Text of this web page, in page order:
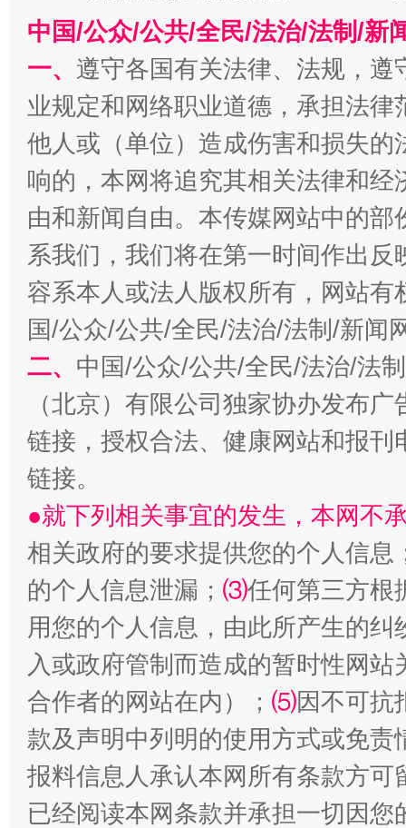
千年窑火 生生不息 一
揭开“小金库”的免责幌子
受贿1.44亿！段成刚被判无期 从幼
中国/公众/公共/全民/法治/法制/新
一、 遵守各国有关法律、法规，
业规定和网络职业道德，承担法
他人或（单位）造成伤害和损失
响的，本网将追究其相关法律和
由和新闻自由。本传媒网站中的
系我们，我们将在第一时间作出
容系本人或法人版权所有，网站
国/公众/公共/全民/法治/法制/新闻
二、 中国/公众/公共/全民/法治/法
（北京）有限公司独家协办发布
链接，授权合法、健康网站和报
链接。
●就下列相关事宜的发生，本网不
相关政府的要求提供您的个人信息
的个人信息泄漏； ⑶任何第三方根
用您的个人信息，由此所产生的纠
入或政府管制而造成的暂时性网
合作者的网站在内）； ⑸因不可抗
款及声明中列明的使用方式或免责
报料信息人承认本网所有条款方
已经阅读本网条款并承担一切因